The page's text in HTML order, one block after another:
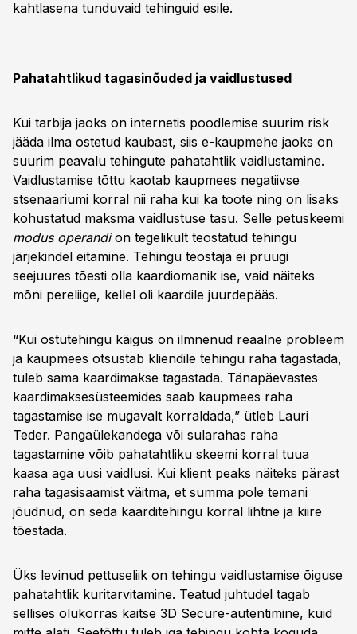
kahtlasena tunduvaid tehinguid esile.
Pahatahtlikud tagasinõuded ja vaidlustused
Kui tarbija jaoks on internetis poodlemise suurim risk
jääda ilma ostetud kaubast, siis e-kaupmehe jaoks on
suurim peavalu tehingute pahatahtlik vaidlustamine.
Vaidlustamise tõttu kaotab kaupmees negatiivse
stsenaariumi korral nii raha kui ka toote ning on lisaks
kohustatud maksma vaidlustuse tasu. Selle petuskeemi
modus operandion tegelikult teostatud tehingu
järjekindel eitamine. Tehingu teostaja ei pruugi
seejuures tõesti olla kaardiomanik ise, vaid näiteks
mõni pereliige, kellel oli kaardile juurdepääs.
“Kui ostutehingu käigus on ilmnenud reaalne probleem
ja kaupmees otsustab kliendile tehingu raha tagastada,
tuleb sama kaardimakse tagastada. Tänapäevastes
kaardimaksesüsteemides saab kaupmees raha
tagastamise ise mugavalt korraldada,” ütleb Lauri
Teder. Pangaülekandega või sularahas raha
tagastamine võib pahatahtliku skeemi korral tuua
kaasa aga uusi vaidlusi. Kui klient peaks näiteks pärast
raha tagasisaamist väitma, et summa pole temani
jõudnud, on seda kaarditehingu korral lihtne ja kiire
tõestada.
Üks levinud pettuseliik on tehingu vaidlustamise õiguse
pahatahtlik kuritarvitamine. Teatud juhtudel tagab
sellises olukorras kaitse 3D Secure-autentimine, kuid